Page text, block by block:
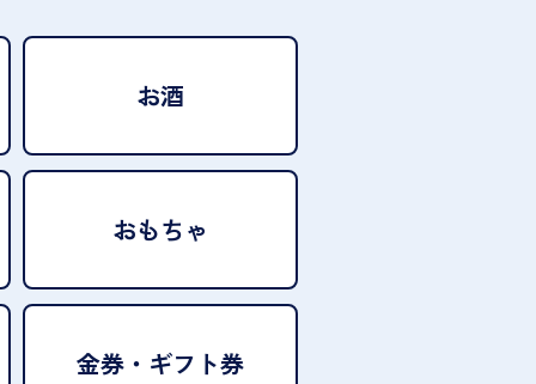
お酒
おもちゃ
金券・ギフト券